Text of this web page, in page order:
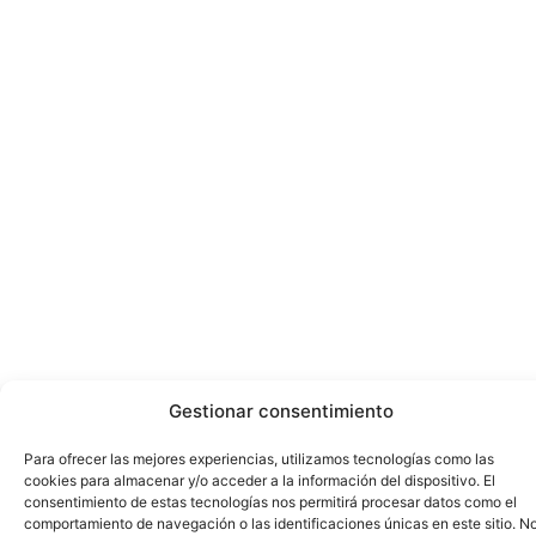
Gestionar consentimiento
Para ofrecer las mejores experiencias, utilizamos tecnologías como las
cookies para almacenar y/o acceder a la información del dispositivo. El
consentimiento de estas tecnologías nos permitirá procesar datos como el
comportamiento de navegación o las identificaciones únicas en este sitio.